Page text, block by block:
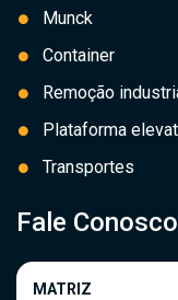
Munck
Container
Remoção
Plataforma
Transportes
Fale Conosco
MATRIZ